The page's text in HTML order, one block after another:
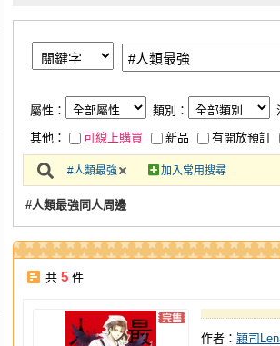
屬性： 類別：
其他：
可線上購買 新品 有開放預訂
#人類最強 加入常用搜尋
#人類最強同人周邊
共 5 件
作者： 穎司